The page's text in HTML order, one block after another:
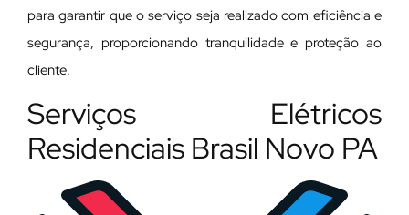
para garantir que o serviço seja realizado com eficiência e
segurança, proporcionando tranquilidade e proteção ao
cliente.
Serviços Elétricos
Residenciais Brasil Novo PA